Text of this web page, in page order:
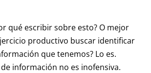
qué escribir sobre esto? O mejor
productivo buscar identificar
que tenemos? Lo es.
información no es inofensiva.